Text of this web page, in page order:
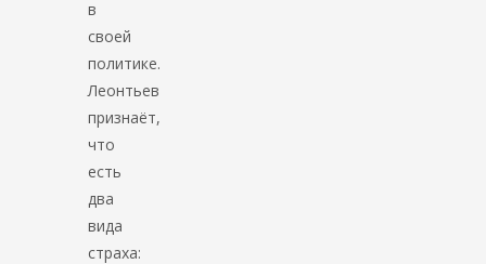
в
своей
политике.
Леонтьев
признаёт,
что
есть
два
вида
страха: